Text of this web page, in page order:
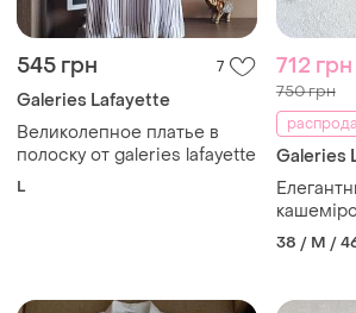
545 грн 7
Galeries Lafayette
Великолепное платье в
полоску от galeries lafayette
L
712 грн
750 грн
Galeries
galeries
комфорт
38 / M /